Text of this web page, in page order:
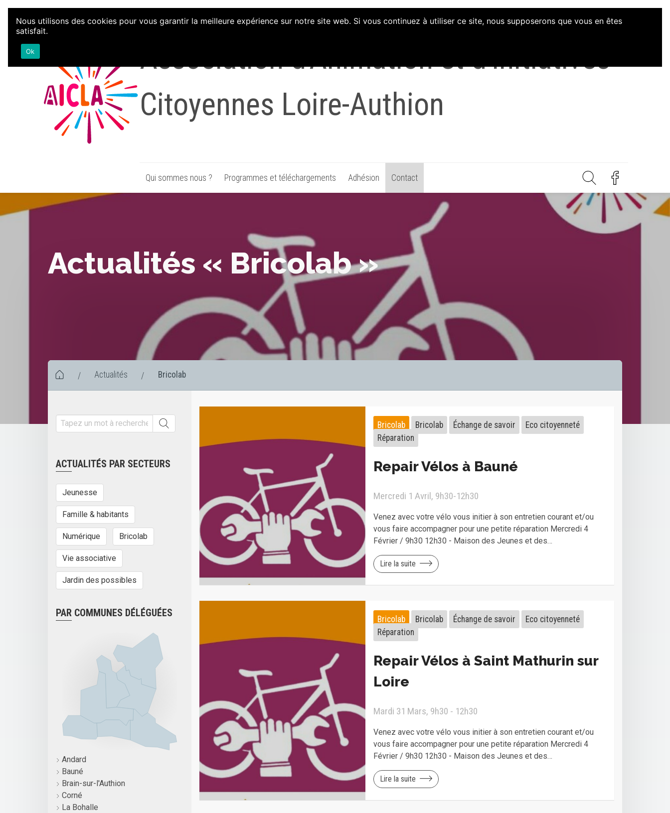
Aller au contenu
Association d'Animation et d'Initiatives
Citoyennes Loire-Authion
Qui sommes nous ? Programmes et téléchargements Adhésion Contact
Actualités « Bricolab »
/ Actualités / Bricolab
ACTUALITÉS PAR SECTEURS
Jeunesse
Famille & habitants
Numérique Bricolab
Vie associative
Jardin des possibles
PAR COMMUNES DÉLÉGUÉES
Andard
Bauné
Brain-sur-l'Authion
Corné
La Bohalle
Bricolab Bricolab Échange de savoir
Eco citoyenneté
Réparation
Repair Vélos à Bauné
Mercredi 1 Avril, 9h30-12h30
Venez avec votre vélo vous initier à son entretien courant et/ou
vous faire accompagner pour une petite réparation Mercredi 4
Février / 9h30 12h30 - Maison des Jeunes et des…
Lire la suite
Bricolab Bricolab Échange de savoir
Eco citoyenneté
Réparation
Repair Vélos à Saint Mathurin sur
Loire
Mardi 31 Mars, 9h30 - 12h30
Venez avec votre vélo vous initier à son entretien courant et/ou
vous faire accompagner pour une petite réparation Mercredi 4
Février / 9h30 12h30 - Maison des Jeunes et des…
Lire la suite
Nous utilisons des cookies pour vous garantir la meilleure expérience sur notre site web. Si vous continuez à utiliser ce site, nous supposerons que vous en êtes
satisfait.
Ok